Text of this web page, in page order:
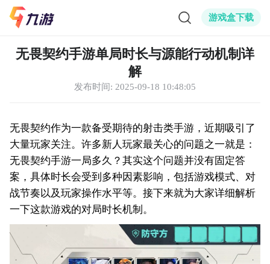
游戏盒下载
无畏契约手游单局时长与源能行动机制详
解
发布时间: 2025-09-18 10:48:05
无畏契约作为一款备受期待的射击类手游，近期吸引了
大量玩家关注。许多新人玩家最关心的问题之一就是：
无畏契约手游一局多久？其实这个问题并没有固定答
案，具体时长会受到多种因素影响，包括游戏模式、对
战节奏以及玩家操作水平等。接下来就为大家详细解析
一下这款游戏的对局时长机制。